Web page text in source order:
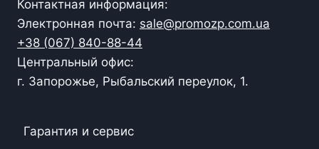
Контактная информация:
Электронная почта: sale@promozp.com.ua
+38 (067) 840-88-44
Центральный офис:
г. Запорожье, Рыбальский переулок, 1.
Гарантия и сервис